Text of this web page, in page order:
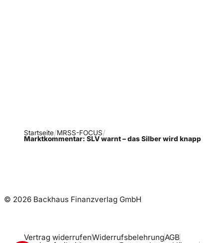
Startseite MRSS-FOCUS
Marktkommentar: SLV warnt – das Silber wird knapp
© 2026 Backhaus Finanzverlag GmbH
Vertrag widerrufenWiderrufsbelehrungAGB